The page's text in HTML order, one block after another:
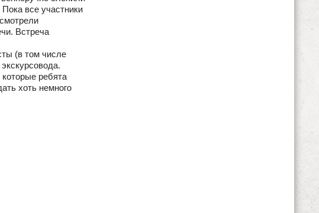
все участники
Встреча
(в том числе
ребята
хоть немного